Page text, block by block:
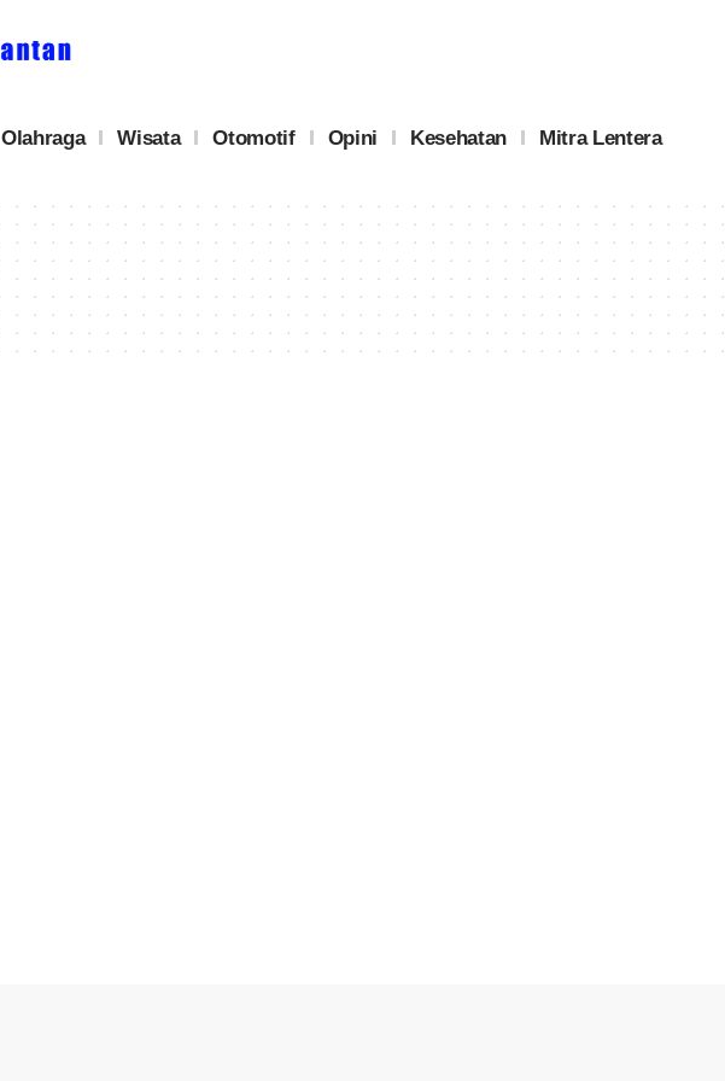
Olahraga Wisata Otomotif Opini Kesehatan Mitra Lentera